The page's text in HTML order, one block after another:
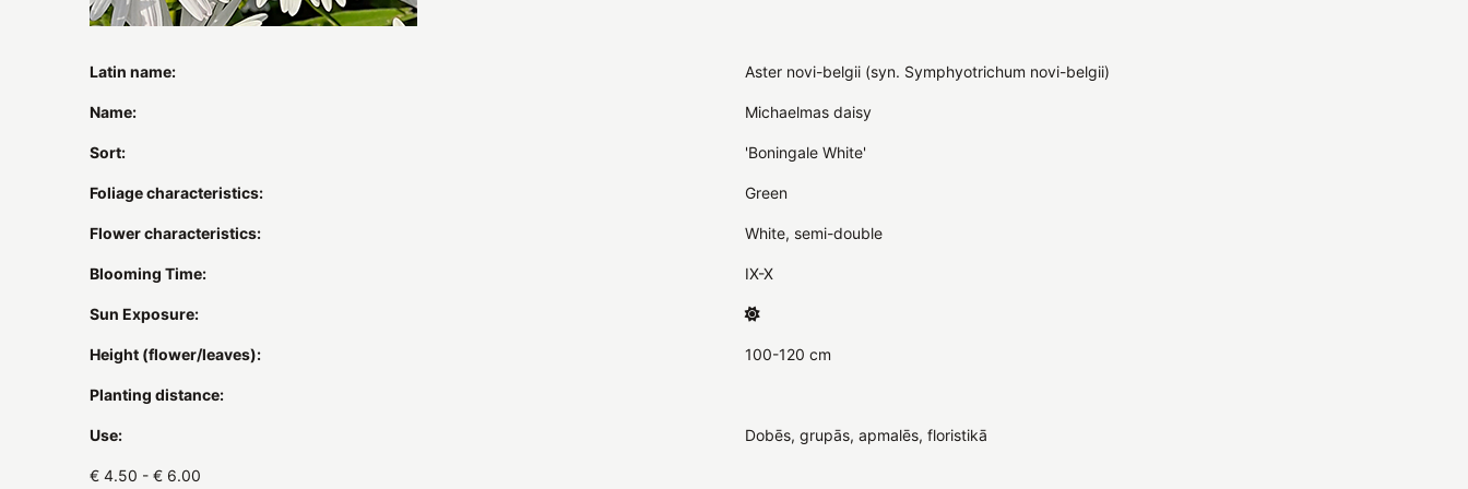
Latin name: Aster novi-belgii (syn. Symphyotrichum novi-belgii)
Name: Michaelmas daisy
Sort: 'Boningale White'
Foliage characteristics: Green
Flower characteristics: White, semi-double
Blooming Time: IX-X
Sun Exposure:
Height (flower/leaves): 100-120 cm
Planting distance:
Use: Dobēs, grupās, apmalēs, floristikā
€ 4.50 - € 6.00